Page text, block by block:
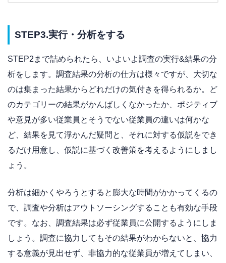
STEP3.実行・分析をする
STEP2まで詰められたら、いよいよ調査の実行&結果の分
析をします。調査結果の分析の仕方は様々ですが、大切な
のは集まった結果からどれだけの気付きを得られるか。ど
のカテゴリーの結果がかんばしくなかったか、ポジティブ
や意見が多い従業員とそうでない従業員の違いは何かな
ど、結果を見て浮かんだ疑問と、それに対する仮説をでき
るだけ用意し、仮説に基づく改善策を考えるようにしまし
ょう。
分析は細かくやろうとすると膨大な時間がかかってくるの
で、調査や分析はアウトソーシングすることも有効な手段
です。なお、調査結果は必ず従業員に公開するようにしま
しょう。調査に協力してもその結果がわからないと、協力
する意義が見出せず、非協力的な従業員が増えてしまい、